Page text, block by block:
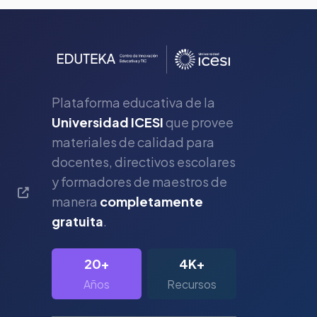
Plataforma educativa de la
Universidad ICESIque provee
materiales de calidad para
docentes, directivos escolares
y formadores de maestros de
manera completamente
gratuita.
20+
Años
4K+
Recursos